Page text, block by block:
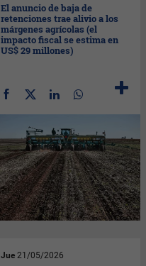
El anuncio de baja de
retenciones trae alivio a los
márgenes agrícolas (el
impacto fiscal se estima en
US$ 29 millones)
Jue 21/05/2026